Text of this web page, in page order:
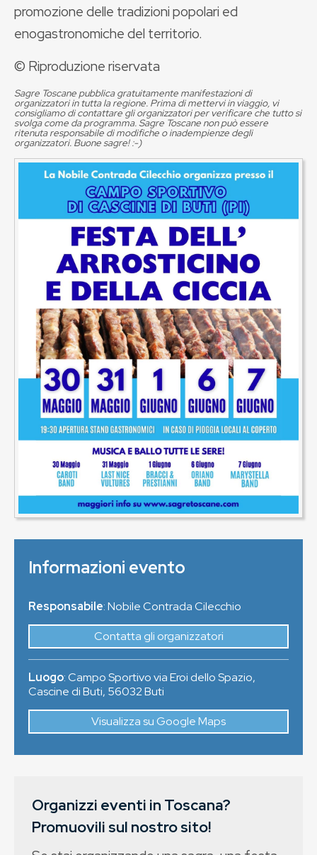
promozione delle tradizioni popolari ed
enogastronomiche del territorio.
© Riproduzione riservata
Sagre Toscane pubblica gratuitamente manifestazioni di
organizzatori in tutta la regione. Prima di mettervi in viaggio, vi
consigliamo di contattare gli organizzatori per verificare che tutto si
svolga come da programma. Sagre Toscane non può essere
ritenuta responsabile di modifiche o inadempienze degli
organizzatori. Buone sagre! :-)
Informazioni evento
Responsabile: Nobile Contrada Cilecchio
Contatta gli organizzatori
Luogo:Campo Sportivo via Eroi dello Spazio,
Cascine di Buti, 56032Buti
Visualizza su Google Maps
Organizzi eventi in Toscana?
Promuovili sul nostro sito!